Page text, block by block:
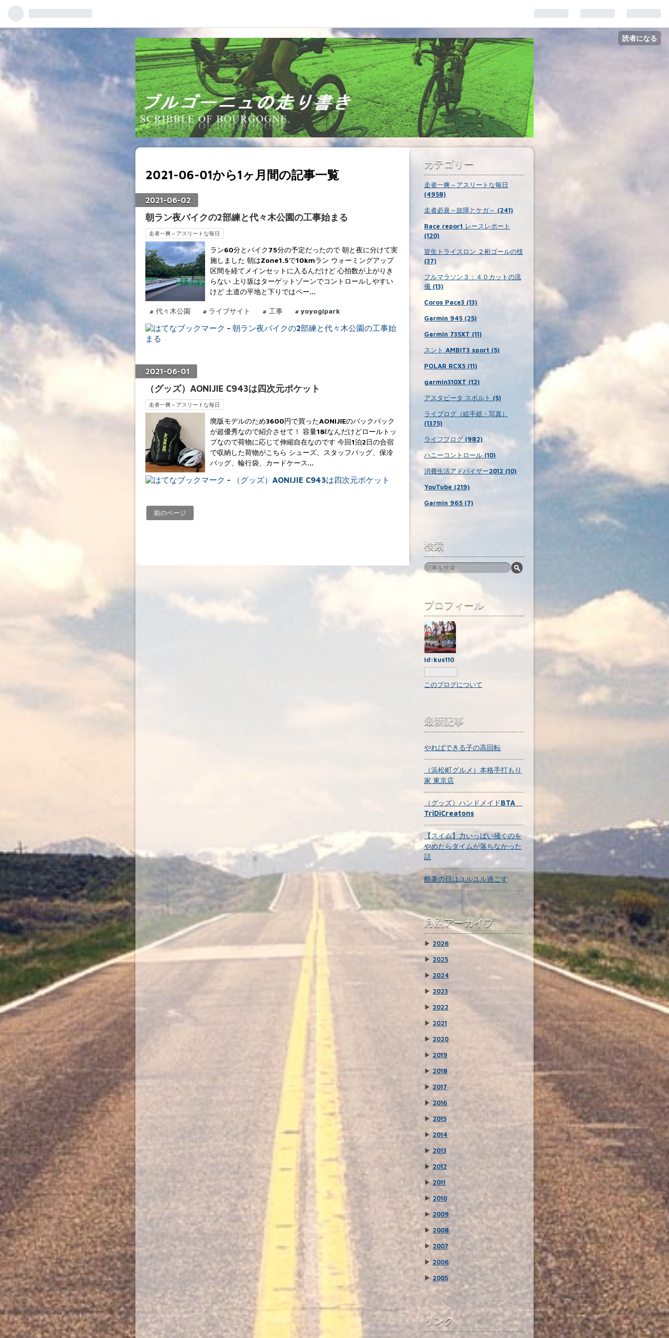
読者になる
2021-06-01から1ヶ月間の記事一覧
2021-06-02
朝ラン夜バイクの2部練と代々木公園の工事始まる
走者一爽～アスリートな毎日
ラン60分とバイク75分の予定だったので 朝と夜に分けて実
施しました 朝はZone1.5で10kmラン ウォーミングアップ
区間を経てメインセットに入るんだけど 心拍数が上がりき
らない 上り坂はターゲットゾーンでコントロールしやすい
けど 土道の平地と下りではペー…
# 代々木公園 # ライブサイト # 工事 # yoyogipark
2021-06-01
（グッズ）AONIJIE C943は四次元ポケット
走者一爽～アスリートな毎日
廃版モデルのため3600円で買ったAONIJIEのバックパック
が超優秀なので紹介させて！ 容量18ℓなんだけどロールトッ
プなので荷物に応じて伸縮自在なのです 今回1泊2日の合宿
で収納した荷物がこちら シューズ、スタッフバッグ、保冷
バッグ、輪行袋、カードケース…
前のページ
カテゴリー
走者一爽～アスリートな毎日
(4958)
走者必衰～故障とケガ～ (241)
Race report レースレポート
(120)
皆生トライスロン ２桁ゴールの技
(37)
フルマラソン３：４０カットの流
儀 (13)
Coros Pace3 (13)
Garmin 945 (25)
Garmin 735XT (11)
スント AMBIT3 sport (5)
POLAR RCX5 (11)
garmin310XT (12)
アスタビータ スポルト (5)
ライブログ（絵手紙・写真）
(1375)
ライフブログ (982)
ハニーコントロール (10)
消費生活アドバイザー2012 (10)
YouTube (219)
Garmin 965 (7)
検索
プロフィール
id:kus110
このブログについて
最新記事
やればできる子の高回転
（浜松町グルメ）本格手打もり
家 東京店
（グッズ）ハンドメイドBTA
TriDiCreatons
【スイム】力いっぱい掻くのを
やめたらタイムが落ちなかった
話
酷暑の日はユルユル過ごす
月別アーカイブ
▶ 2026
▶ 2025
▶ 2024
▶ 2023
▶ 2022
▶ 2021
▶ 2020
▶ 2019
▶ 2018
▶ 2017
▶ 2016
▶ 2015
▶ 2014
▶ 2013
▶ 2012
▶ 2011
▶ 2010
▶ 2009
▶ 2008
▶ 2007
▶ 2006
▶ 2005
リンク